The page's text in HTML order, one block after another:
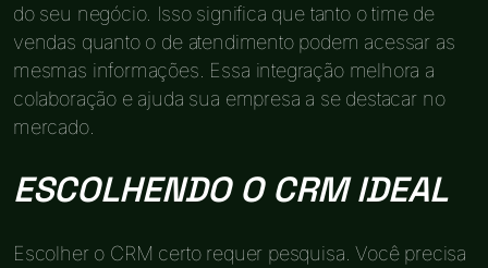
do seu negócio. Isso significa que tanto o time de
vendas quanto o de atendimento podem acessar as
mesmas informações. Essa integração melhora a
colaboração e ajuda sua empresa a se destacar no
mercado.
ESCOLHENDO O CRM IDEAL
Escolher o CRM certo requer pesquisa. Você precisa